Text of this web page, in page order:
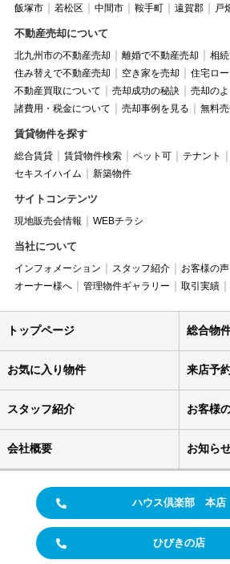
飯塚市
若松区 中間市 鞍手町 遠賀郡 戸
不動産売却について
北九州市の不動産売却 離婚で不動産売却
相
住み替えで不動産売却
空き家を売却
住宅ロ
不動産買取について
売却成功の秘訣
売却の
諸費用・税金について
売却事例を見る 無料
賃貸物件を探す
総合賃貸 賃貸物件検索 ペット可 テナント
セキスイハイム
新築物件
サイトコンテンツ
現地販売会情報 WEBチラシ
当社について
インフォメーション スタッフ紹介 お客様の声
オーナー様へ
管理物件ギャラリー 取引実績
トップページ 総合物
お気に入り物件 来店予
スタッフ紹介 お客様
会社概要 お知ら
ハウス倶楽部 本店
ひびきの店